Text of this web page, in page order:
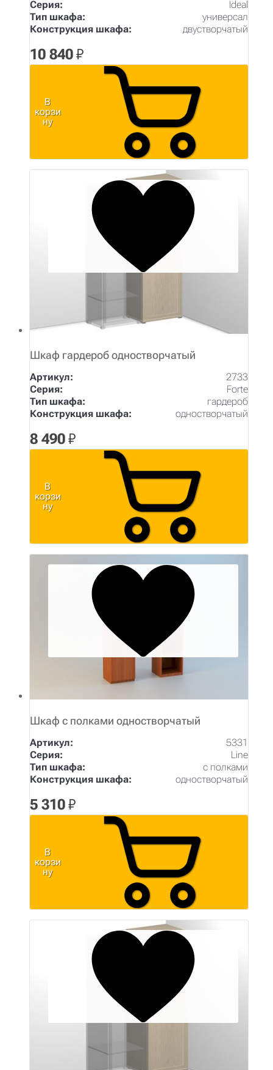
Серия:
Ideal
Тип шкафа:
универсал
Конструкция шкафа:
двустворчатый
10 840₽
В
корзи
ну
Шкаф гардероб одностворчатый
Артикул:
2733
Серия:
Forte
Тип шкафа:
гардероб
Конструкция шкафа:
одностворчатый
8 490₽
В
корзи
ну
Шкаф с полками одностворчатый
Артикул:
5331
Серия:
Line
Тип шкафа:
с полками
Конструкция шкафа:
одностворчатый
5 310₽
В
корзи
ну